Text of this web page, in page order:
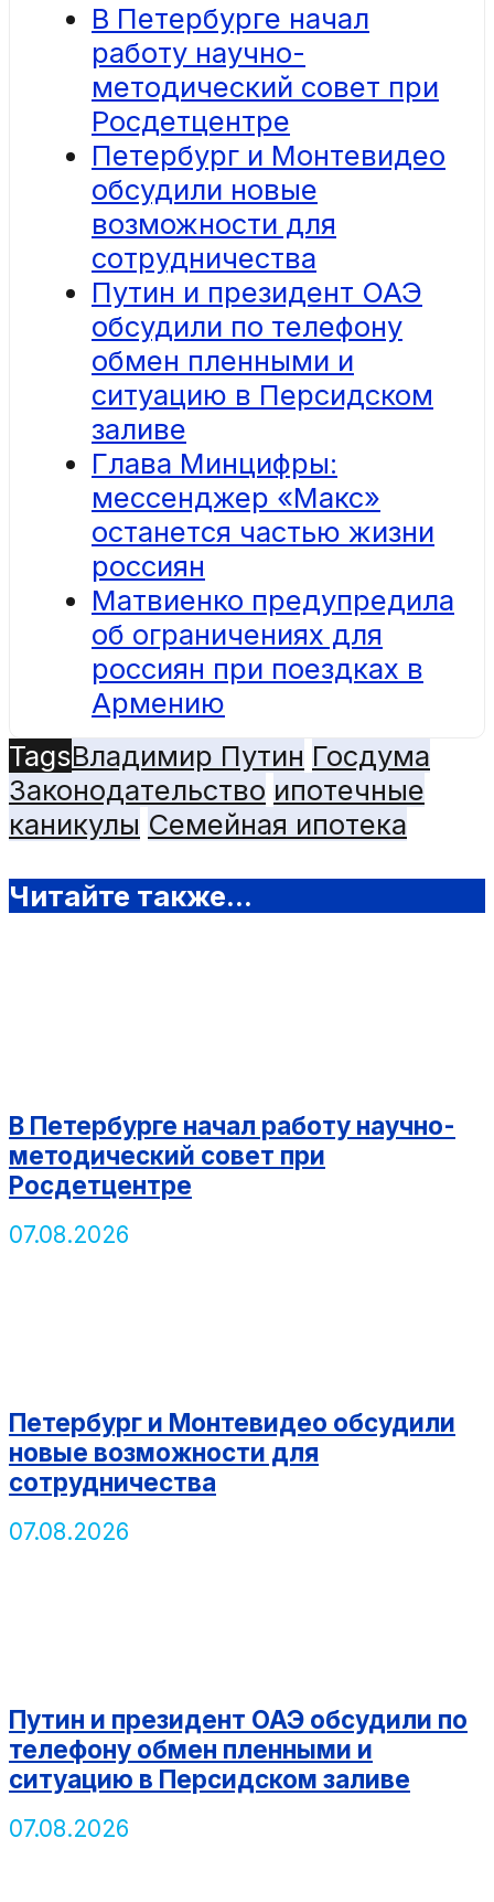
В Петербурге начал
работу научно-
методический совет при
Росдетцентре
Петербург и Монтевидео
обсудили новые
возможности для
сотрудничества
Путин и президент ОАЭ
обсудили по телефону
обмен пленными и
ситуацию в Персидском
заливе
Глава Минцифры:
мессенджер «Макс»
останется частью жизни
россиян
Матвиенко предупредила
об ограничениях для
россиян при поездках в
Армению
TagsВладимир Путин Госдума
Законодательство ипотечные
каникулы Семейная ипотека
Читайте также...
В Петербурге начал работу научно-
методический совет при
Росдетцентре
07.08.2026
Петербург и Монтевидео обсудили
новые возможности для
сотрудничества
07.08.2026
Путин и президент ОАЭ обсудили по
телефону обмен пленными и
ситуацию в Персидском заливе
07.08.2026